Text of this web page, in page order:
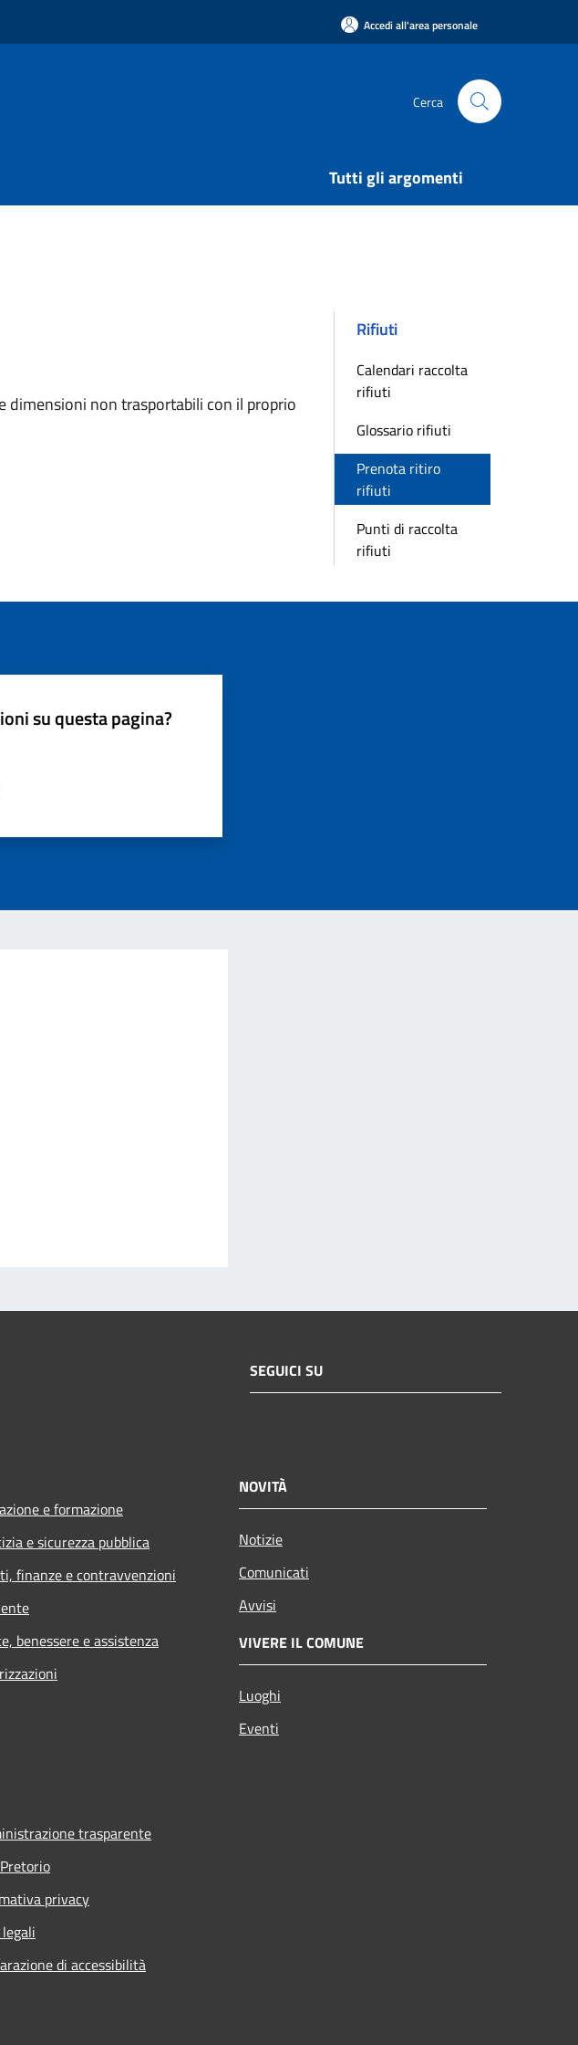
Accedi all'area personale
Cerca
Tutti gli argomenti
dimensioni non trasportabili con il proprio
Rifiuti
Calendari raccolta
rifiuti
Glossario rifiuti
Prenota ritiro
rifiuti
Punti di raccolta
rifiuti
su questa pagina?
SEGUICI SU
e formazione
e sicurezza pubblica
finanze e contravvenzioni
benessere e assistenza
NOVITÀ
Notizie
Comunicati
Avvisi
VIVERE IL COMUNE
Luoghi
Eventi
trasparente
privacy
di accessibilità